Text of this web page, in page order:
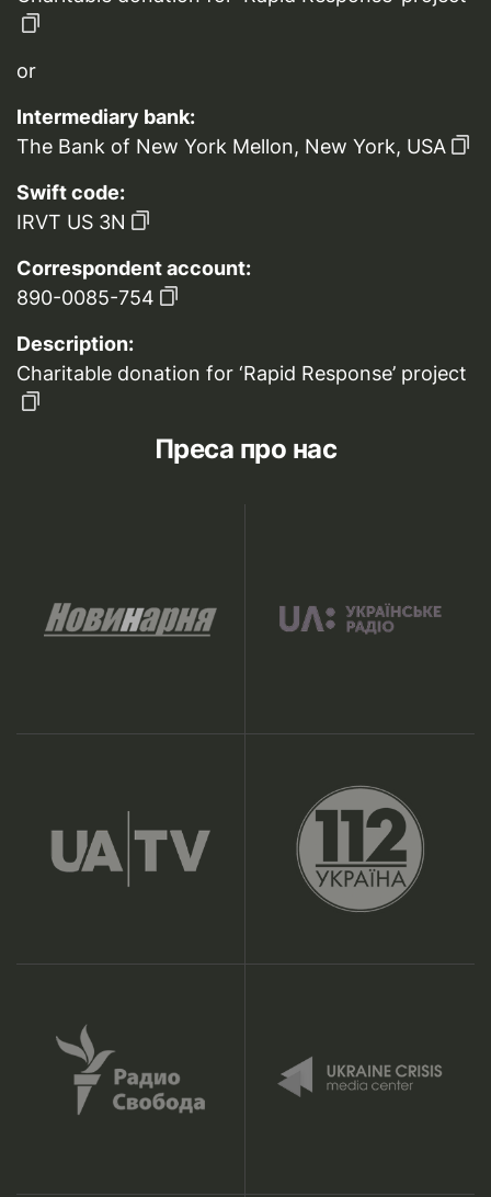
or
Intermediary bank:
The Bank of New York Mellon, New York, USA
Swift code:
IRVT US 3N
Correspondent account:
890-0085-754
Description:
Charitable donation for ‘Rapid Response’ project
Преса про нас